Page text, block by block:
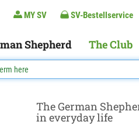
MY SV SV-Bestellservice
Shepherd The Club
The German
in everyday life